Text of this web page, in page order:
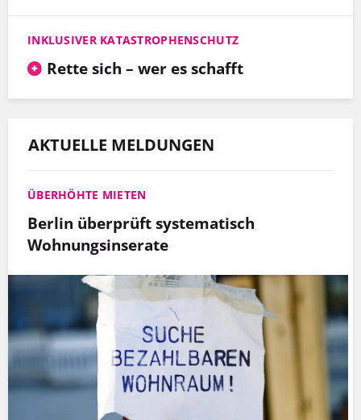
INKLUSIVER KATASTROPHENSCHUTZ
Rette sich – wer es schafft
AKTUELLE MELDUNGEN
ÜBERHÖHTE MIETEN
Berlin überprüft systematisch
Wohnungsinserate